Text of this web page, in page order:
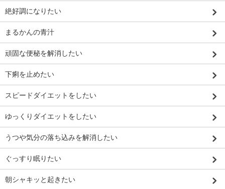
絶好調になりたい
まるかんの青汁
頑固な便秘を解消したい
下痢を止めたい
スピードダイエットをしたい
ゆっくりダイエットをしたい
うつや気分の落ち込みを解消したい
ぐっすり眠りたい
朝シャキッと起きたい